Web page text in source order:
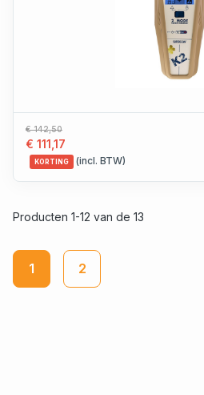
€ 142,50
€ 111,17
KORTING (incl. BTW)
Producten 1-12 van de 13
1 2